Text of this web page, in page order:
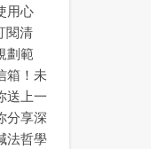
用心
閱清
劃範
箱！未
送上一
分享深
法哲學